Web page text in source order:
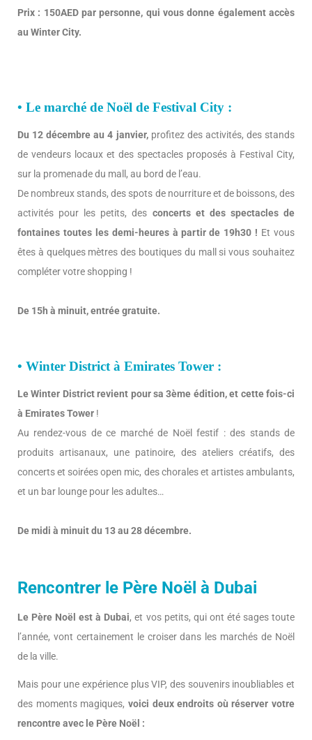
Prix : 150AED par personne, qui vous donne également accès
au Winter City.
• Le marché de Noël de Festival City :
Du 12 décembre au 4 janvier,profitez des activités, des stands
de vendeurs locaux et des spectacles proposés à Festival City,
sur la promenade du mall, au bord de l’eau.
De nombreux stands, des spots de nourriture et de boissons, des
activités pour les petits, des concerts et des spectacles de
fontaines toutes les demi-heures à partir de 19h30 ! Et vous
êtes à quelques mètres des boutiques du mall si vous souhaitez
compléter votre shopping !
De 15h à minuit, entrée gratuite.
• Winter District à Emirates Tower :
Le Winter District revient pour sa 3ème édition, et cette fois-ci
à Emirates Tower !
Au rendez-vous de ce marché de Noël festif : des stands de
produits artisanaux, une patinoire, des ateliers créatifs, des
concerts et soirées open mic, des chorales et artistes ambulants,
et un bar lounge pour les adultes…
De midi à minuit du 13 au 28 décembre.
Rencontrer le Père Noël à Dubai
Le Père Noël est à Dubai, et vos petits, qui ont été sages toute
l’année, vont certainement le croiser dans les marchés de Noël
de la ville.
Mais pour une expérience plus VIP, des souvenirs inoubliables et
des moments magiques, voici deux endroits où réserver votre
rencontre avec le Père Noël :